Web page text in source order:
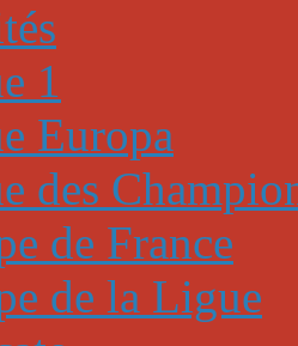
1
Europa
des
de France
de la Ligue